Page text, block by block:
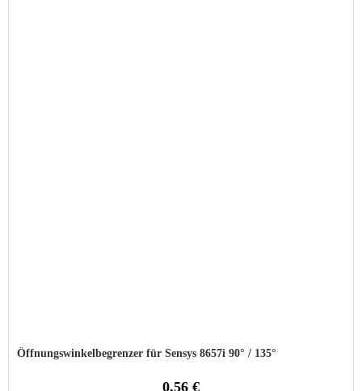
Öffnungswinkelbegrenzer für Sensys 8657i 90° / 135°
0,56 €